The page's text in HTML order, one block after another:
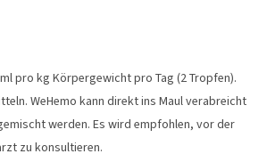
pro kg Körpergewicht pro Tag (2 Tropfen).
WeHemo kann direkt ins Maul verabreicht
werden. Es wird empfohlen, vor der
zu konsultieren.